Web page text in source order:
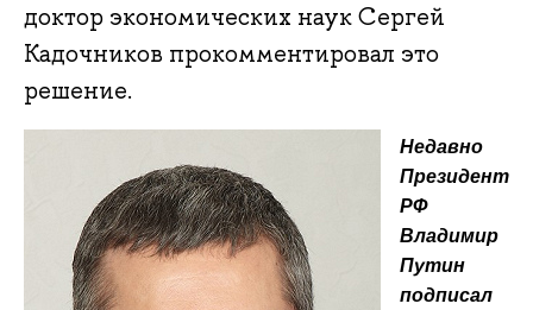
доктор экономических наук Сергей
Кадочников прокомментировал это
решение.
Недавно
Президент
РФ
Владимир
Путин
подписал